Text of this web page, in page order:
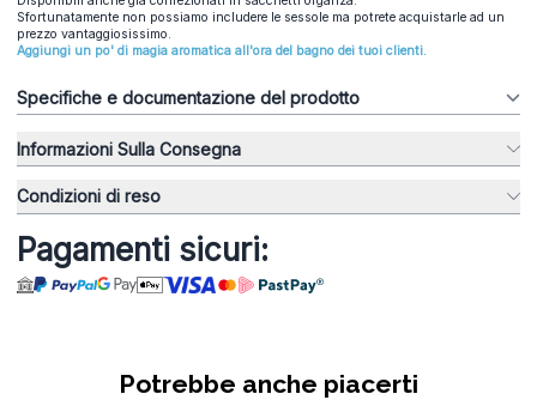
Sfortunatamente non possiamo includere le sessole ma potrete acquistarle ad un
prezzo vantaggiosissimo.
Aggiungi un po' di magia aromatica all'ora del bagno dei tuoi clienti.
Specifiche e documentazione del prodotto
Informazioni Sulla Consegna
Condizioni di reso
Pagamenti sicuri:
Potrebbe anche piacerti